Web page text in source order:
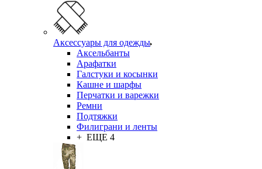
Аксессуары для одежды
Аксельбанты
Арафатки
Галстуки и косынки
Кашне и шарфы
Перчатки и варежки
Ремни
Подтяжки
Филиграни и ленты
+ ЕЩЕ 4